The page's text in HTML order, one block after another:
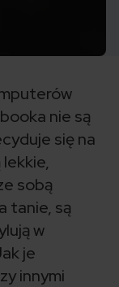
nie są
się na
sobą
tanie, są
w
je
innymi